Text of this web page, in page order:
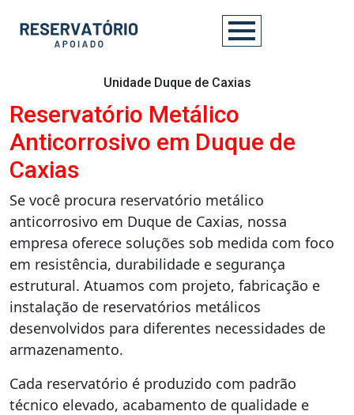
Unidade Duque de Caxias
Reservatório Metálico
Anticorrosivo em Duque de
Caxias
Se você procura reservatório metálico
anticorrosivo em Duque de Caxias, nossa
empresa oferece soluções sob medida com foco
em resistência, durabilidade e segurança
estrutural. Atuamos com projeto, fabricação e
instalação de reservatórios metálicos
desenvolvidos para diferentes necessidades de
armazenamento.
Cada reservatório é produzido com padrão
técnico elevado, acabamento de qualidade e